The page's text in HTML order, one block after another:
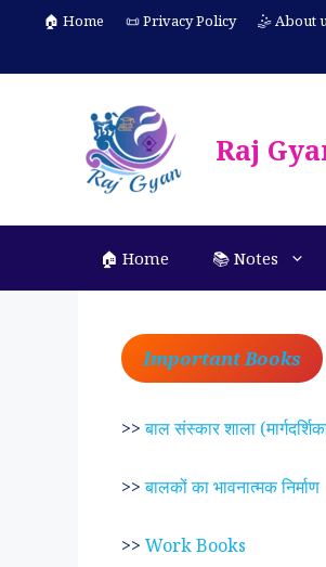
content
🏠 Home 📜 Privacy Policy 🤹 About
Raj
🏠 Home 📚 Notes
Important Books
>>बाल संस्कार शाला
>>बालकों का भावनात्मक निर्माण
>> Work Books